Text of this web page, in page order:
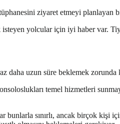
ziyaret etmeyi planlayan bir
yolcular için iyi haber var.
daha uzun süre beklemek zorunda
temel hizmetleri
bunlarla sınırlı, ancak birçok kişi